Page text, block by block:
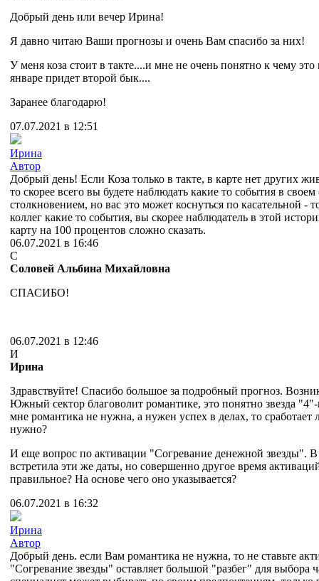
Добрый день или вечер Ирина!
Я давно читаю Ваши прогнозы и очень Вам спасибо за них!
У меня коза стоит в такте....и мне не очень понятно к чему
январе придет второй бык....
Заранее благодарю!
07.07.2021 в 12:51
Ирина
Автор
Добрый день! Если Коза только в такте, в карте нет других
то скорее всего вы будете наблюдать какие то события в
столкновением, но вас это может коснуться по касательной -
коллег какие то события, вы скорее наблюдатель в этой
карту на 100 процентов сложно сказать.
06.07.2021 в 16:46
С
Соловей Альбина Михайловна
СПАСИБО!
06.07.2021 в 12:46
И
Ирина
Здравствуйте! Спасибо большое за подробный прогноз.
Южный сектор благоволит романтике, это понятно звезда
мне романтика не нужна, а нужен успех в делах, то сработает
нужно?
И еще вопрос по активации "Согревание денежной звезды". В
встретила эти же даты, но совершенно другое время
правильное? На основе чего оно указывается?
06.07.2021 в 16:32
Ирина
Автор
Добрый день. если Вам романтика не нужна, то не ставьте
"Согревание звезды" оставляет большой "разбег" для выбора